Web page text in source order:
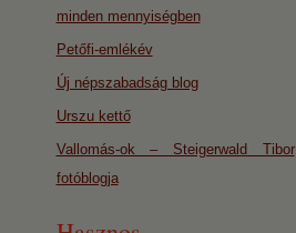
minden mennyiségben
Petőfi-emlékév
Új népszabadság blog
Urszu kettő
Vallomás-ok – Steigerwald Tibor
fotóblogja